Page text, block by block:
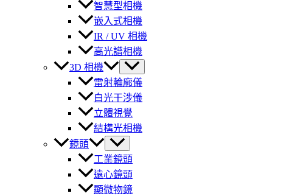
智慧型相機
嵌入式相機
IR / UV 相機
高光譜相機
3D 相機
雷射輪廓儀
白光干涉儀
立體視覺
結構光相機
鏡頭
工業鏡頭
遠心鏡頭
顯微物鏡